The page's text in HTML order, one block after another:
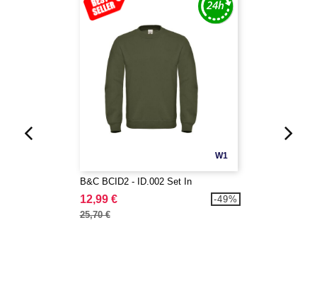
W1
B&C BCID2 - ID.002 Set In
12,99 €
25,70 €
-49%